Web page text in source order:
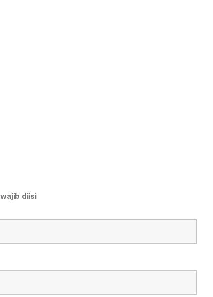
wajib diisi